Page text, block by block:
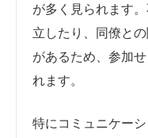
が多く見られます
立したり、同僚と
があるため、参加
れます。
特にコミュニケー